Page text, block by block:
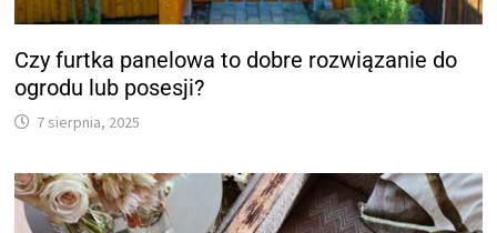
Czy furtka panelowa to dobre rozwiązanie do
ogrodu lub posesji?
7 sierpnia, 2025